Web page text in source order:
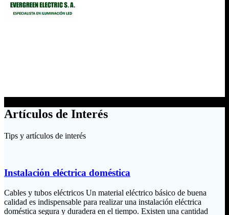
Artículos de Interés
Tips y artículos de interés
Instalación eléctrica doméstica
Cables y tubos eléctricos Un material eléctrico básico de buena
calidad es indispensable para realizar una instalación eléctrica
doméstica segura y duradera en el tiempo. Existen una cantidad